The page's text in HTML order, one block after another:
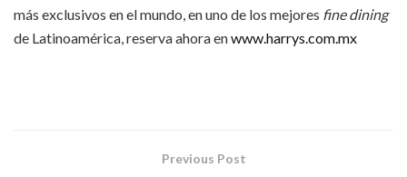
más exclusivos en el mundo, en uno de los mejores fine dining
de Latinoamérica, reserva ahora enwww.harrys.com.mx
Previous Post